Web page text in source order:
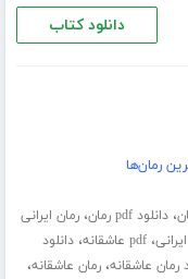
دانلود کتاب
رمان‌ها
،دانلود pdf رمان ،رمان ایرانی
،pdf عاشقانه ،دانلود
رمان عاشقانه،رمان عاشقانه،